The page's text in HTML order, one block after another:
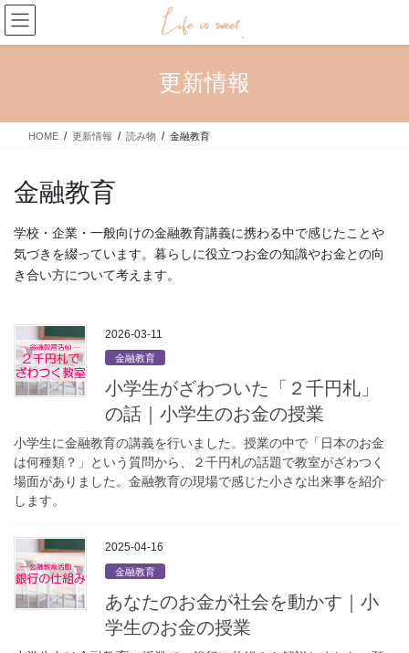
コ
ン
テ
ス
ナ
ビ
ゲ
ン
更新情報
HOME 更新情報 読み物 金融教育
金融教育
学校・企業・一般向けの金融教育講義に携わる中で感じたことや
気づきを綴っています。暮らしに役立つお金の知識やお金との向
き合い方について考えます。
2026-03-11
金融教育
小学生がざわついた「２千円札」
の話｜小学生のお金の授業
小学生に金融教育の講義を行いました。授業の中で「日本のお金
は何種類？」という質問から、２千円札の話題で教室がざわつく
場面がありました。金融教育の現場で感じた小さな出来事を紹介
します。
2025-04-16
金融教育
あなたのお金が社会を動かす｜小
学生のお金の授業